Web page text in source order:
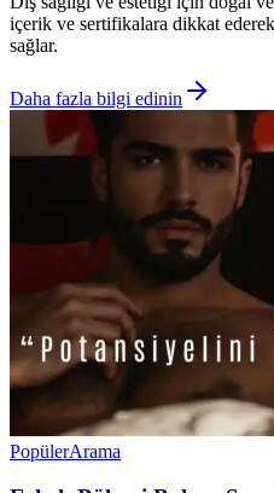
içerik ve sertifikalara dikkat
sağlar.
Daha fazla bilgi edinin
PopülerArama